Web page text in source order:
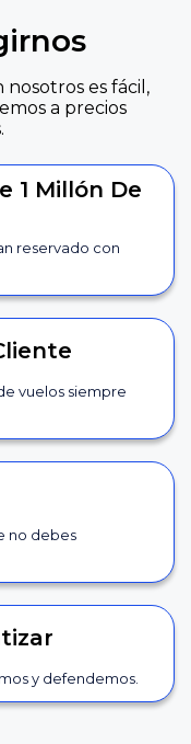
nosotros es fácil,
a precios
1 Millón De
reservado con
vuelos siempre
no debes
y defendemos.